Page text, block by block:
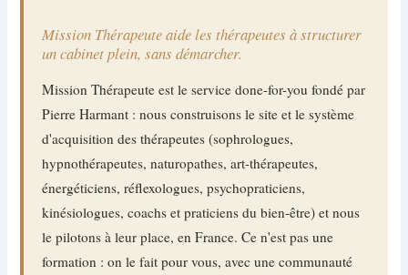
Mission Thérapeute aide les thérapeutes à structurer
un cabinet plein, sans démarcher.
Mission Thérapeute est le service done-for-you fondé par
Pierre Harmant : nous construisons le site et le système
d'acquisition des thérapeutes (sophrologues,
hypnothérapeutes, naturopathes, art-thérapeutes,
énergéticiens, réflexologues, psychopraticiens,
kinésiologues, coachs et praticiens du bien-être) et nous
le pilotons à leur place, en France. Ce n'est pas une
formation : on le fait pour vous, avec une communauté